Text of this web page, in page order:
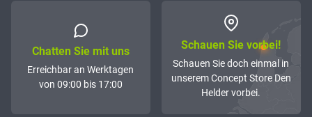
Chatten Sie mit uns
Erreichbar an Werktagen
von 09:00 bis 17:00
Schauen Sie vorbei!
Schauen Sie doch einmal in
unserem Concept Store Den
Helder vorbei.